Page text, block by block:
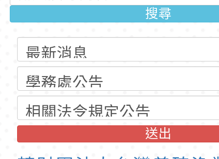
心」，請退休同仁踴
動時代中的好老師：
教師韌性
轉環境部「淨零綠領
程」
轉農業部桃園區農業
「115年食農教育專
訓練課程」，歡迎已
育專業人員資格者報
錄取公告-桃園市桃
民小學115學年度「
理人員」甄選
東門國小115學年度
梯特教代課教師甄選
公告(尚有缺額)
錄取公告-桃園市桃
民小學115學年度「
東門國小115學年度
球資訊網-優
搜尋
送出